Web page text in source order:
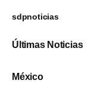
sdpnoticias
Últimas Noticias
México